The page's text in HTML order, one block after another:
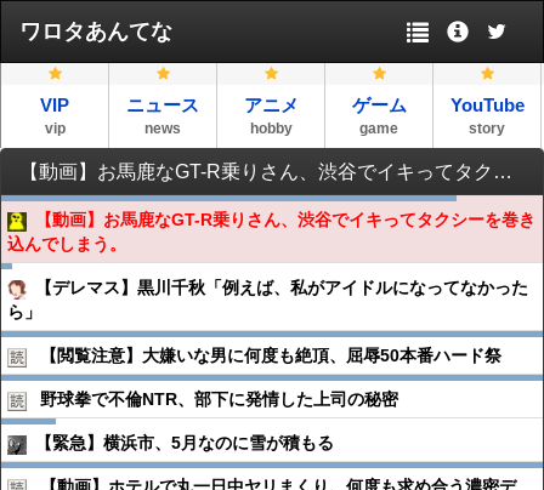
ワロタあんてな
VIP
vip
ニュース
news
アニメ
hobby
ゲーム
game
YouTube
story
【動画】お馬鹿なGT-R乗りさん、渋谷でイキってタクシーを巻き込んでしまう。
【動画】お馬鹿なGT-R乗りさん、渋谷でイキってタクシーを巻き
込んでしまう。
【デレマス】黒川千秋「例えば、私がアイドルになってなかった
ら」
【閲覧注意】大嫌いな男に何度も絶頂、屈辱50本番ハード祭
野球拳で不倫NTR、部下に発情した上司の秘密
【緊急】横浜市、5月なのに雪が積もる